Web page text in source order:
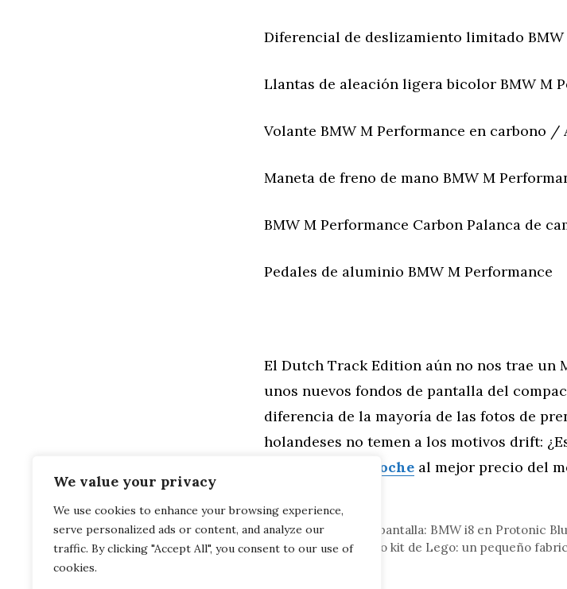
We value your privacy
We use cookies to enhance your browsing experience,
serve personalized ads or content, and analyze our
traffic. By clicking "Accept All", you consent to our use of
cookies.
Diferencial de deslizamiento limitado BMW
Llantas de aleación ligera bicolor BMW M
Volante BMW M Performance en carbono
Maneta de freno de mano BMW M
BMW M Performance Carbon Palanca de
Pedales de aluminio BMW M Performance
El Dutch Track Edition aún no nos trae un
unos nuevos fondos de pantalla del
diferencia de la mayoría de las fotos de
holandeses no temen a los motivos drift:
compramos tu coche al mejor precio del
Categorías
General,Motor
Nuevo fondo de pantalla: BMW i8 en Protonic
Classic Mini como kit de Lego: un pequeño